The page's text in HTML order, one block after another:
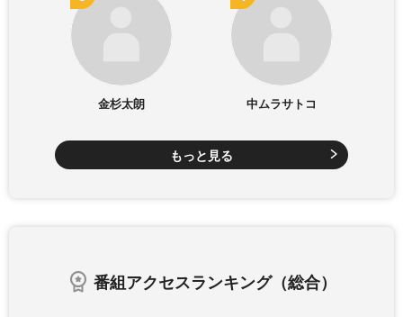
金杉太朗 中ムラサトコ
もっと見る
番組アクセスランキング（総合）